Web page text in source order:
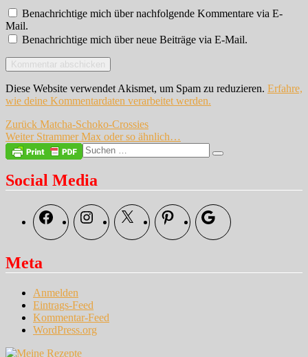
Benachrichtige mich über nachfolgende Kommentare via E-
Mail.
Benachrichtige mich über neue Beiträge via E-Mail.
Diese Website verwendet Akismet, um Spam zu reduzieren. Erfahre,
wie deine Kommentardaten verarbeitet werden.
Beitragsnavigation
Zurück Vorheriger
Beitrag:
Matcha-Schoko-Crossies
Weiter Nächster
Beitrag:
Strammer Max oder so ähnlich…
Suche
nach:
Suchen
Social Media
FacebookInstagramX Pinterest Google
Meta
Anmelden
Eintrags-Feed
Kommentar-Feed
WordPress.org